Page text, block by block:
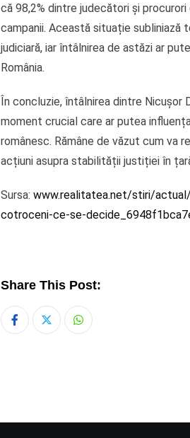
că 98,2% dintre judecători și
campanii. Această situație subliniază
judiciară, iar întâlnirea de astăzi ar
România.
În concluzie, întâlnirea dintre Nicușor
moment crucial care ar putea
românesc. Rămâne de văzut cum va
acțiuni asupra stabilității justiției în
Sursa: www.realitatea.net/stiri/
cotroceni-ce-se-
Share This Post:
Whatsapp